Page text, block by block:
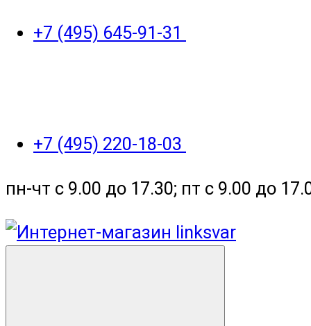
+7 (495) 645-91-31
+7 (495) 220-18-03
пн-чт с 9.00 до 17.30; пт с 9.00 до